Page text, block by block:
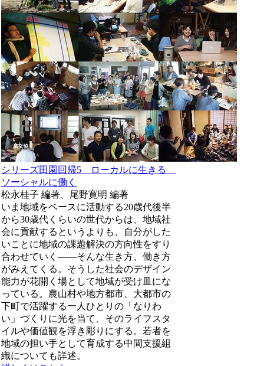
シリーズ田園回帰5 ローカルに生きる
ソーシャルに働く
松永桂子 編著、尾野寛明 編著
いま地域をベースに活動する20歳代後半
から30歳代くらいの世代からは、地域社
会に貢献するというよりも、自分がした
いことに地域の課題解決の方向性をすり
合わせていく――そんな生き方、働き方
がみえてくる。そうした社会のデザイン
能力が花開く場として地域が受け皿にな
っている。農山村や地方都市、大都市の
下町で活躍する一人ひとりの「なりわ
い」づくりに光を当て、そのライフスタ
イルや価値観を浮き彫りにする。若者を
地域の担い手として育成する中間支援組
織についても詳述。